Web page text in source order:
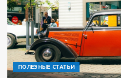
ПОЛЕЗНЫЕ СТАТЬИ